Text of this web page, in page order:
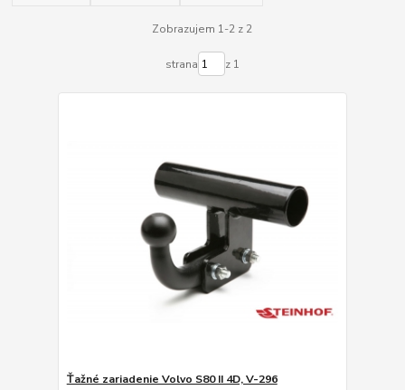
Zobrazujem 1-2 z 2
strana z 1
Ťažné zariadenie Volvo S80 II 4D, V-296